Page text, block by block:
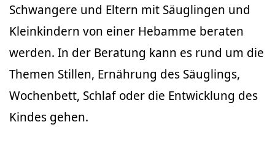
Schwangere und Eltern mit Säuglingen und
Kleinkindern von einer Hebamme beraten
werden. In der Beratung kann es rund um die
Themen Stillen, Ernährung des Säuglings,
Wochenbett, Schlaf oder die Entwicklung des
Kindes gehen.